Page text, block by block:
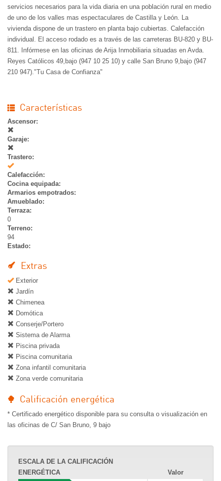
servicios necesarios para la vida diaria en una población rural en medio
de uno de los valles mas espectaculares de Castilla y León. La
vivienda dispone de un trastero en planta bajo cubiertas. Calefacción
individual. El acceso rodado es a través de las carreteras BU-820 y BU-
811. Infórmese en las oficinas de Arija Inmobiliaria situadas en Avda.
Reyes Católicos 49,bajo (947 10 25 10) y calle San Bruno 9,bajo (947
210 947)."Tu Casa de Confianza"
Características
Ascensor:
Garaje:
Trastero:
Si
Calefacción:
Cocina equipada:
Armarios empotrados:
Amueblado:
Terraza:
0
Terreno:
94
Estado:
Extras
Exterior
Jardín
Chimenea
Domótica
Conserje/Portero
Sistema de Alarma
Piscina privada
Piscina comunitaria
Zona infantil comunitaria
Zona verde comunitaria
Calificación energética
* Certificado energético disponible para su consulta o visualización en
las oficinas de C/ San Bruno, 9 bajo
ESCALA DE LA CALIFICACIÓN
ENERGÉTICA
Valor